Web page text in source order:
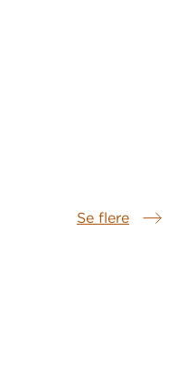
Se flere
Samme serie